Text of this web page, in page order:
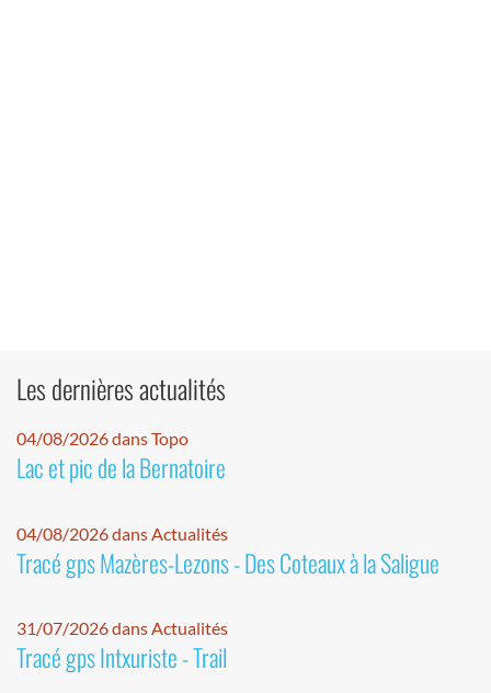
Les dernières actualités
04/08/2026 dans Topo
Lac et pic de la Bernatoire
04/08/2026 dans Actualités
Tracé gps Mazères-Lezons - Des Coteaux à la Saligue
31/07/2026 dans Actualités
Tracé gps Intxuriste - Trail